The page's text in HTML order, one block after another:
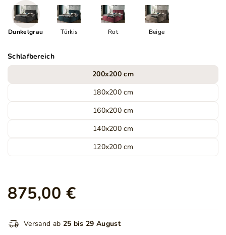
Dunkelgrau Türkis Rot Beige
Schlafbereich
200x200 cm
180x200 cm
160x200 cm
140x200 cm
120x200 cm
875,00 €
Versand ab 25 bis 29 August